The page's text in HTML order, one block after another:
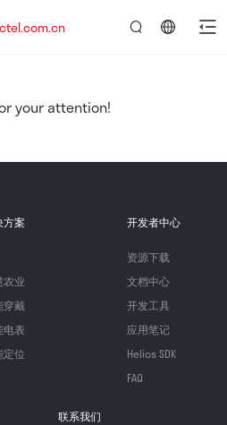
your attention!
方案
农业
穿戴
电表
定位
开发者中心
资源下载
文档中心
开发工具
应用笔记
Helios SDK
FAQ
联系我们